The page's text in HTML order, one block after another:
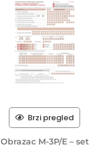
Brzi pregled
Obrazac M-3P/E – set